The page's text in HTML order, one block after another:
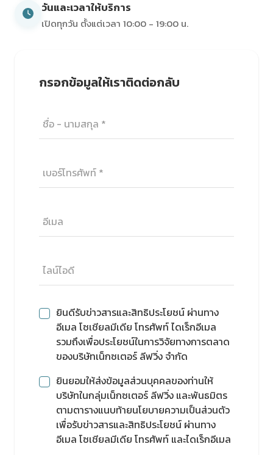
วันและเวลาให้บริการ
เปิดทุกวัน ตั้งแต่เวลา 10:00 - 19:00 น.
กรอกข้อมูลให้เราติดต่อกลับ
ยินดีรับข่าวสารและสิทธิประโยชน์ ผ่านทาง
อีเมล โซเชียลมีเดีย โทรศัพท์ ไดเร็กอีเมล
รวมถึงเพื่อประโยชน์ในการวิจัยทางการตลาด
ของบริษัทเน็กซเตอร์ ลีฟวิ่ง จำกัด
ยินยอมให้ส่งข้อมูลส่วนบุคคลของท่านให้
บริษัทในกลุ่มเน็กซเตอร์ ลีฟวิ่ง และพันธมิตร
ตามตารางแนบท้ายนโยบายความเป็นส่วนตัว
เพื่อรับข่าวสารและสิทธิประโยชน์ ผ่านทาง
อีเมล โซเชียลมีเดีย โทรศัพท์ และไดเร็กอีเมล